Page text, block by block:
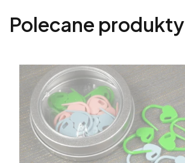
Polecane produkty